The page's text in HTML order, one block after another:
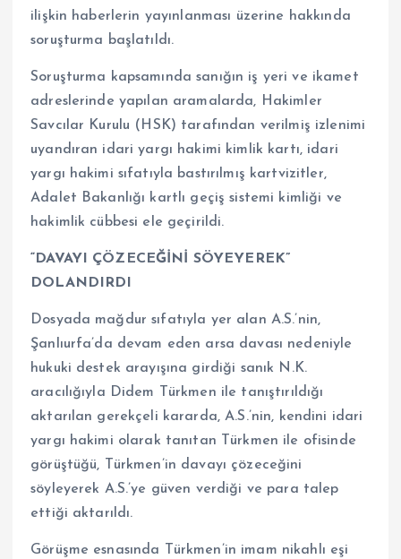
ilişkin haberlerin yayınlanması üzerine hakkında
soruşturma başlatıldı.
Soruşturma kapsamında sanığın iş yeri ve ikamet
adreslerinde yapılan aramalarda, Hakimler
Savcılar Kurulu (HSK) tarafından verilmiş izlenimi
uyandıran idari yargı hakimi kimlik kartı, idari
yargı hakimi sıfatıyla bastırılmış kartvizitler,
Adalet Bakanlığı kartlı geçiş sistemi kimliği ve
hakimlik cübbesi ele geçirildi.
“DAVAYI ÇÖZECEĞİNİ SÖYEYEREK”
DOLANDIRDI
Dosyada mağdur sıfatıyla yer alan A.S.’nin,
Şanlıurfa’da devam eden arsa davası nedeniyle
hukuki destek arayışına girdiği sanık N.K.
aracılığıyla Didem Türkmen ile tanıştırıldığı
aktarılan gerekçeli kararda, A.S.’nin, kendini idari
yargı hakimi olarak tanıtan Türkmen ile ofisinde
görüştüğü, Türkmen’in davayı çözeceğini
söyleyerek A.S.’ye güven verdiği ve para talep
ettiği aktarıldı.
Görüşme esnasında Türkmen’in imam nikahlı eşi